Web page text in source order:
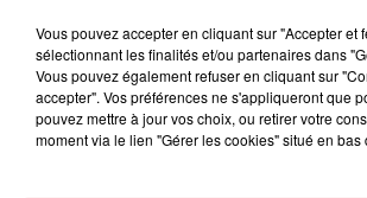
Le Duel - Gagnez
en jet ski !
Vous pouvez accepter en cliquant sur "Accepter et
sélectionnant les finalités et/ou partenaires dans
Vous pouvez également refuser en cliquant sur
accepter". Vos préférences ne s'appliqueront que
pouvez mettre à jour vos choix, ou retirer votre
moment via le lien "Gérer les cookies" situé en bas